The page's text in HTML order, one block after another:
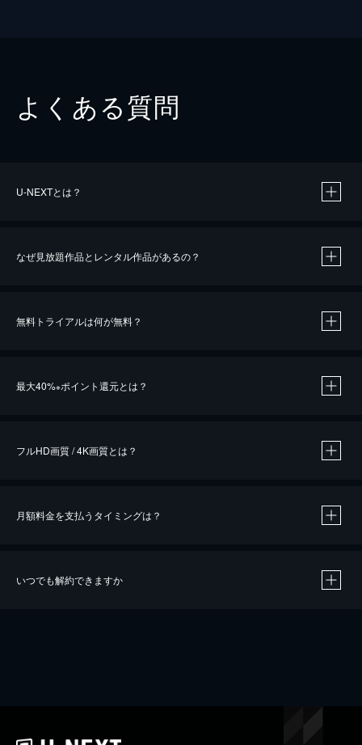
よくある質問
U-NEXTとは？
なぜ見放題作品とレンタル作品があるの？
無料トライアルは何が無料？
最大40%※ポイント還元とは？
※40％ポイント還元の対象は、クレジットカード決済による作品の購入 / レンタルです。
iOSアプリのUコイン決済による作品の購入 / レンタルは、20％のポイント還元です。
フルHD画質 / 4K画質とは？
月額料金を支払うタイミングは？
いつでも解約できますか